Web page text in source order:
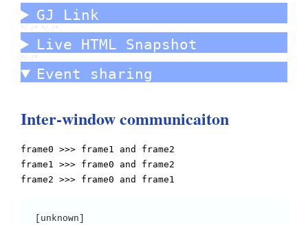
GJ Link
*/ /* */ /*
Live HTML Snapshot
*/ /*
Event sharing
Inter-window communicaiton
frame0 >>> frame1 and frame2
frame1 >>> frame0 and frame2
frame2 >>> frame0 and frame1
[unknown]